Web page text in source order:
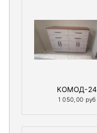
КОМОД-24
1 050,00 руб